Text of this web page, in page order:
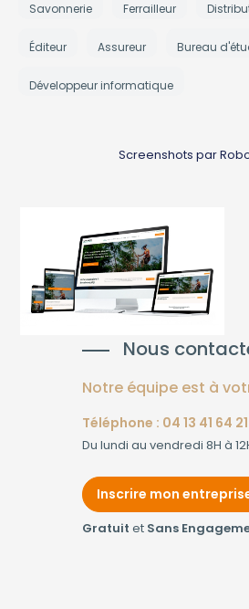
Savonnerie Ferrailleur
Éditeur Assureur Bureau
Développeur informatique
Screenshots par
Nous
Notre équipe est à
Téléphone : 04 13 41 64 21
Du lundi au vendredi 8H à
Inscrire mon
Gratuit et Sans